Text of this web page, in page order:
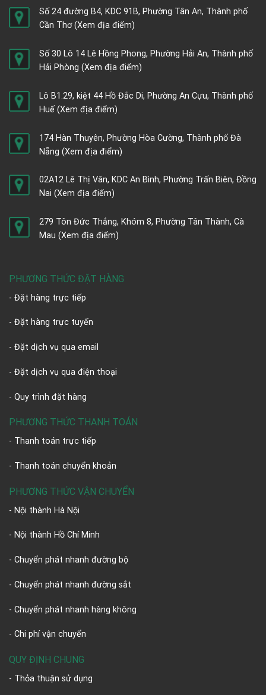
Số 24 đường B4, KDC 91B, Phường Tân An, Thành phố
Cần Thơ(Xem địa điểm)
Số 30 Lô 14 Lê Hồng Phong, Phường Hải An, Thành phố
Hải Phòng (Xem địa điểm)
Lô B1.29, kiệt 44 Hồ Đắc Di, Phường An Cựu, Thành phố
Huế (Xem địa điểm)
174 Hàn Thuyên, Phường Hòa Cường, Thành phố Đà
Nẵng (Xem địa điểm)
02A12 Lê Thị Vân, KDC An Bình, Phường Trấn Biên, Đồng
Nai (Xem địa điểm)
279 Tôn Đức Thắng, Khóm 8, Phường Tân Thành, Cà
Mau (Xem địa điểm)
PHƯƠNG THỨC ĐẶT HÀNG
- Đặt hàng trực tiếp
- Đặt hàng trực tuyến
- Đặt dịch vụ qua email
- Đặt dịch vụ qua điện thoại
- Quy trình đặt hàng
PHƯƠNG THỨC THANH TOÁN
- Thanh toán trực tiếp
- Thanh toán chuyển khoản
PHƯƠNG THỨC VẬN CHUYỂN
- Nội thành Hà Nội
- Nội thành Hồ Chí Minh
- Chuyển phát nhanh đường bộ
- Chuyển phát nhanh đường sắt
- Chuyển phát nhanh hàng không
- Chi phí vận chuyển
QUY ĐỊNH CHUNG
- Thỏa thuận sử dụng